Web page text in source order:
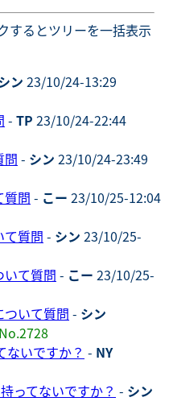
するとツリーを一括表示
ン 23/10/24-13:29
- TP 23/10/24-22:44
問 - シン 23/10/24-23:49
質問 - こー 23/10/25-12:04
て質問 - シン 23/10/25-
いて質問 - こー 23/10/25-
ついて質問 - シン
No.2728
ないですか？ - NY
ってないですか？ - シン